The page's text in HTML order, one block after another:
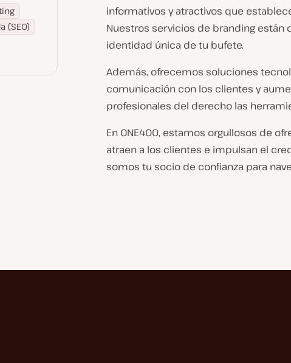
(SEO)
informativos y atractivos que
Nuestros servicios de branding están
identidad única de tu bufete.
Además, ofrecemos soluciones
comunicación con los clientes y
profesionales del derecho las
En ONE400, estamos orgullosos de
atraen a los clientes e impulsan el
somos tu socio de confianza para